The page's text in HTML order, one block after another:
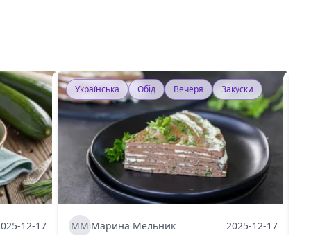
12-17
Українська Обід Вечеря Закуски
МММарина Мельник 2025-12-17